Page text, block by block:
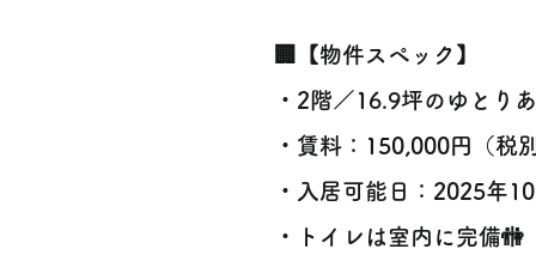
🏢【物件スペック】
・2階／16.9坪のゆとり
・賃料：150,000円（税
・入居可能日：2025年
・トイレは室内に完備🚻